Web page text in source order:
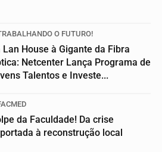
O FUTURO!
Lan House à Gigante da Fibra
Netcenter Lança Programa de
Talentos e Investe...
da Faculdade! Da crise
à reconstrução local